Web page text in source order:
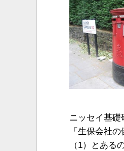
ニッセイ基礎
「生保会社
（1）とある